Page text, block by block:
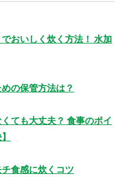
おいしく炊く方法！ 水加
の保管方法は？
ても大丈夫？ 食事のポイ
食感に炊くコツ